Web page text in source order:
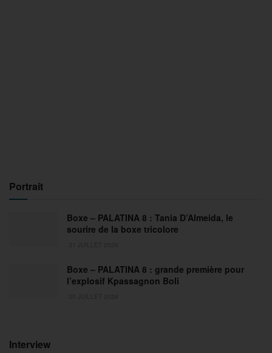
Portrait
Boxe – PALATINA 8 : Tania D’Almeida, le
sourire de la boxe tricolore
Boxe – PALATINA 8 : grande première pour
l’explosif Kpassagnon Boli
Interview